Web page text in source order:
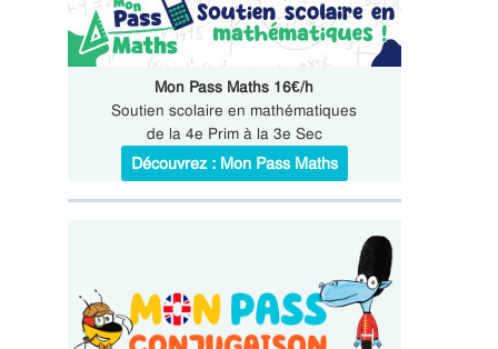
Mon Pass Maths 16€/h
Soutien scolaire en mathématiques
de la 4e Prim à la 3e Sec
Découvrez : Mon Pass Maths